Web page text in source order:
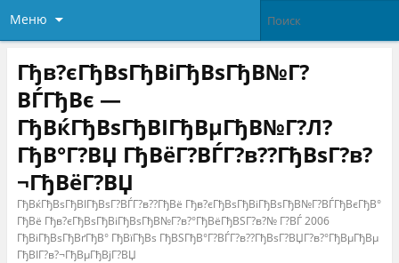
Меню
Гђв?єГђВѕГђВіГђВѕГђВ№Г?
ВЃГђВє —
ГђВќГђВѕГђВІГђВµГђВ№Г?Л?
ГђВ°Г?ВЏ ГђВёГ?ВЃГ?в??ГђВѕГ?в?
¬ГђВёГ?ВЏ
ГђВќГђВѕГђВІГђВѕГ?ВЃГ?в??ГђВё Гђв?єГђВѕГђВіГђВѕГђВ№Г?ВЃГђВєГђВ°
ГђВё Гђв?єГђВѕГђВіГђВѕГђВ№Г?в?°ГђВёГђВЅГ?в?№ Г?ВЃ 2006
ГђВіГђВѕГђВґГђВ° ГђВїГђВѕ ГђВЅГђВ°Г?ВЃГ?в??ГђВѕГ?ВЏГ?в?°ГђВµГђВµ
ГђВІГ?в?¬ГђВµГђВјГ?ВЏ